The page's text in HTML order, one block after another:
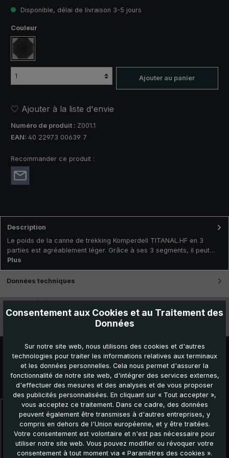
Disponible, délai de livraison 3-5 jours
Sélectionnez
Couleur
noir
Ajouter au panier
Ajouter à la liste d'envie
Numéro de produit : Z001.1
EAN: 40 22973 00639 7
Recommander ce produit :
Description
Le poids de la canne de trekking Komperdell TITANAL.HF en 3
parties est agréablement léger. Grâce à ses 3 segments, il peut…
Plus
Données techniques
Caractéristiques
Ignorer la galerie de produits
Autres produits que vous pourriez aussi aimer :
Consentement aux Cookies et au Traitement des
Données
Sur notre site web, nous utilisons des cookies et d'autres
technologies pour traiter les informations relatives aux terminaux
et les données personnelles. Cela nous permet d'assurer la
fonctionnalité de notre site web, d'intégrer des services externes,
d'effectuer des mesures et des analyses et de vous proposer
des publicités personnalisées. En cliquant sur « Tout accepter »,
vous acceptez ce traitement. Dans ce cadre, des données
peuvent également être transmises à d'autres entreprises, y
compris en dehors de l'Union européenne, et y être traitées.
Votre consentement est volontaire et n'est pas nécessaire pour
utiliser notre site web. Vous pouvez modifier ou révoquer votre
consentement à tout moment via « Paramètres des cookies ».